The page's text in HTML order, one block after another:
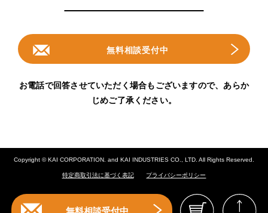
無料相談受付中
お電話で回答させていただく場合もございますので、 あらか
じめご了承ください。
無料相談受付中
Copyright © KAI CORPORATION. and KAI INDUSTRIES CO., LTD. All Rights Reserved.
特定商取引法に基づく表記 プライバシーポリシー